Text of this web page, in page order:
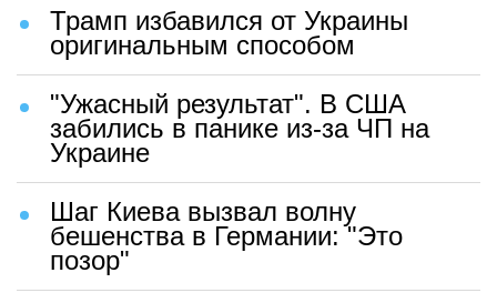
Трамп избавился от Украины
оригинальным способом
"Ужасный результат". В США
забились в панике из-за ЧП на
Украине
Шаг Киева вызвал волну
бешенства в Германии: "Это
позор"